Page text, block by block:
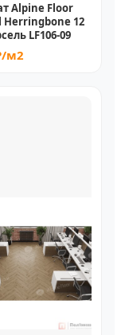
Alpine Floor
Herringbone 12
LF106-09
м2